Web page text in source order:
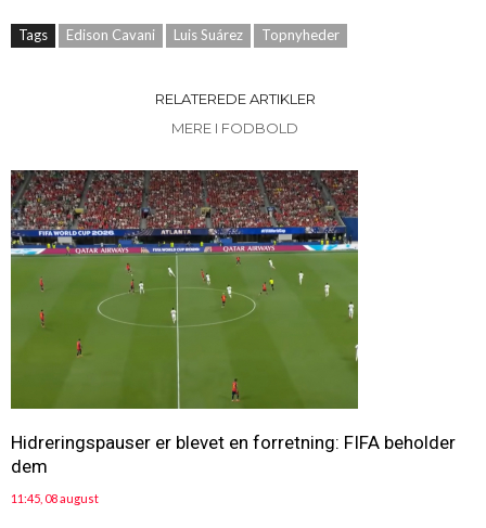
Tags Edison Cavani Luis Suárez Topnyheder
RELATEREDE ARTIKLER
MERE I FODBOLD
Hidreringspauser er blevet en forretning: FIFA beholder
dem
11:45, 08 august